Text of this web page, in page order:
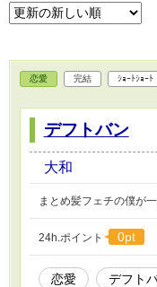
恋愛 完結 ｼｮｰﾄｼｮｰﾄ
デフトバン
大和
まとめ髪フェチの僕が
24h.ポイント 0pt
恋愛 デフト